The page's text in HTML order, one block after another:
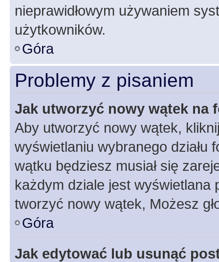
nieprawidłowym używaniem
użytkowników.
Góra
Problemy z pisaniem
Jak utworzyć nowy wątek na
Aby utworzyć nowy wątek,
wyświetlaniu wybranego działu
wątku będziesz musiał się
każdym dziale jest wyświetlana
tworzyć nowy wątek, Możesz
Góra
Jak edytować lub usunąć